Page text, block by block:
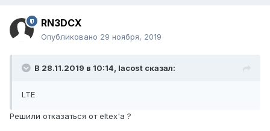
RN3DCX
Опубликовано 29 ноября, 2019
В 28.11.2019 в 10:14, lacost сказал:
LTE
Решили отказаться от eltex'a ?